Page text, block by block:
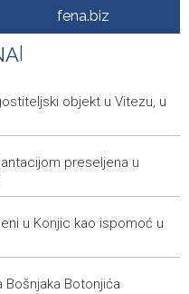
izlagačku sezonu,
Veleža
Saturday, 8 August 2026
ode kući, Memčić se već
Kinoscope and
godine (subota)
fena.biz
objekt u Vitezu, u
preseljena u
u Konjic kao ispomoć u
Bošnjaka Botonjića